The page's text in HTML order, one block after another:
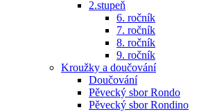
2.stupeň
6. ročník
7. ročník
8. ročník
9. ročník
Kroužky a doučování
Doučování
Pěvecký sbor Rondo
Pěvecký sbor Rondino